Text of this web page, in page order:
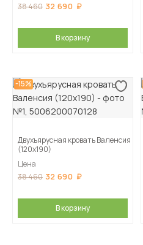
38 460 32 690
В корзину
-15%
Двухъярусная кровать Валенсия
(120х190)
Цена
38 460 32 690
В корзину